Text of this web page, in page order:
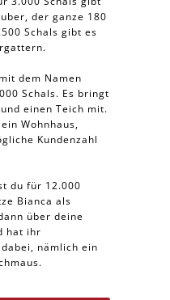
der ganze 180
Schals gibt es
dem Namen
Schals. Es bringt
einen Teich mit.
Wohnhaus,
Kundenzahl
du für 12.000
Bianca als
über deine
hat ihr
nämlich ein